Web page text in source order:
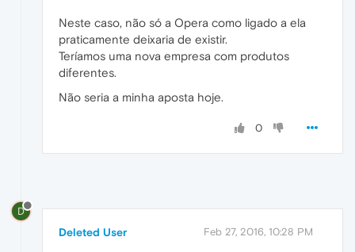
Neste caso, não só a Opera como ligado a ela
praticamente deixaria de existir.
Teríamos uma nova empresa com produtos
diferentes.
Não seria a minha aposta hoje.
0
D
Deleted User Feb 27, 2016, 10:28 PM